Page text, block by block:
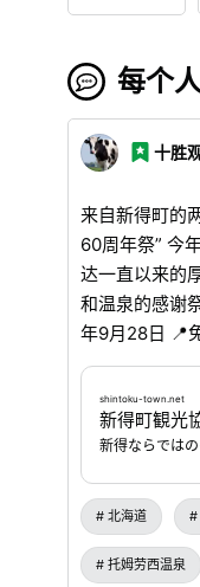
每个
十胜
来自新得町的两个活动通知
60周年祭” 今年是Tomuraushi温泉开汤60周年，为了表
达一直以来的
和温泉的感谢祭。 📍举办日期：2025年9月27
年9月28日 📍
19:30 📍活动
Tomuraushi温泉东大雪庄 9/
28日还将举
牛的摊位和商
以及露天游戏
返免费接送，
走。 📌当日往返免费接送（所需时间90分钟） 📍9/27 往
程：新得站11
shintoku-town.net
新得町観光
新得ならでは
北海道
托姆劳西温泉